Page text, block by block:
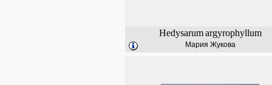
Hedysarum argyrophyllum
Мария Жукова